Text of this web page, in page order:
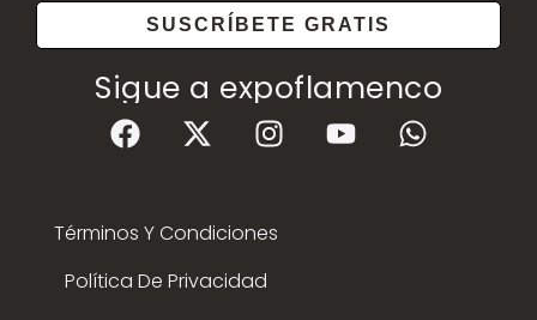
SUSCRÍBETE GRATIS
Sigue a expoflamenco
Términos Y Condiciones
Política De Privacidad